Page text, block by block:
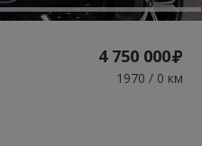
4 750 000
1970 / 0 км